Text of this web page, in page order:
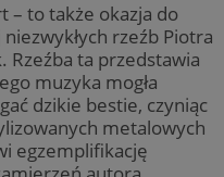
– to także okazja do
rzeźb Piotra
Rzeźba ta przedstawia
muzyka mogła
dzikie bestie, czyniąc
metalowych
egzemplifikację